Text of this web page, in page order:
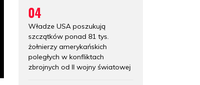
04
Władze USA poszukują
szczątków ponad 81 tys.
żołnierzy amerykańskich
poległych w konfliktach
zbrojnych od II wojny światowej